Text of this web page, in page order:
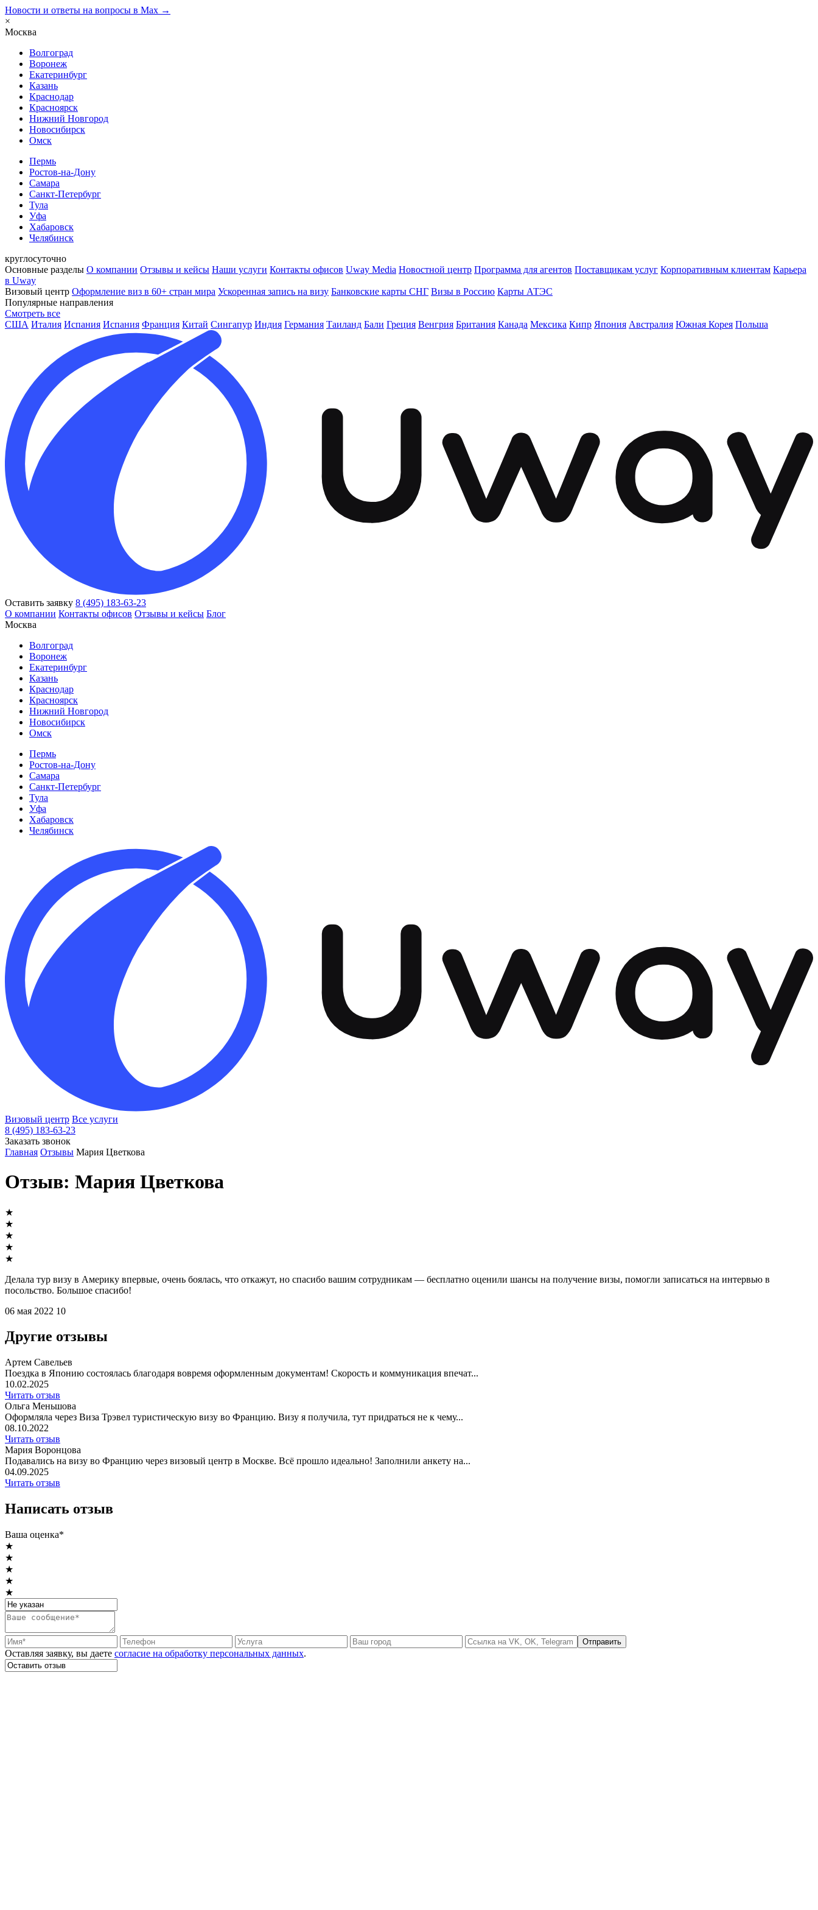
Новости и ответы на вопросы в Max →
×
Москва
Волгоград
Воронеж
Екатеринбург
Казань
Краснодар
Красноярск
Нижний Новгород
Новосибирск
Омск
Пермь
Ростов-на-Дону
Самара
Санкт-Петербург
Тула
Уфа
Хабаровск
Челябинск
круглосуточно
Основные разделы О компании Отзывы и кейсы Наши услуги Контакты офисов Uway Media Новостной центр Программа для агентов Поставщикам услуг Корпоративным клиентам Карьера
в Uway
Визовый центр Оформление виз в 60+ стран мира Ускоренная запись на визу Банковские карты СНГ Визы в Россию Карты АТЭС
Популярные направления
Смотреть все
США Италия Испания Испания Франция Китай Сингапур Индия Германия Таиланд Бали Греция Венгрия Британия Канада Мексика Кипр Япония Австралия Южная Корея Польша
Оставить заявку 8 (495) 183-63-23
О компании Контакты офисов Отзывы и кейсы Блог
Москва
Волгоград
Воронеж
Екатеринбург
Казань
Краснодар
Красноярск
Нижний Новгород
Новосибирск
Омск
Пермь
Ростов-на-Дону
Самара
Санкт-Петербург
Тула
Уфа
Хабаровск
Челябинск
Визовый центр Все услуги
8 (495) 183-63-23
Заказать звонок
Главная Отзывы Мария Цветкова
Отзыв: Мария Цветкова
★
★
★
★
★
Делала тур визу в Америку впервые, очень боялась, что откажут, но спасибо вашим сотрудникам — бесплатно оценили шансы на получение визы, помогли записаться на интервью в
посольство. Большое спасибо!
06 мая 2022 10
Другие отзывы
Артем Савельев
Поездка в Японию состоялась благодаря вовремя оформленным документам! Скорость и коммуникация впечат...
10.02.2025
Читать отзыв
Ольга Меньшова
Оформляла через Виза Трэвел туристическую визу во Францию. Визу я получила, тут придраться не к чему...
08.10.2022
Читать отзыв
Мария Воронцова
Подавались на визу во Францию через визовый центр в Москве. Всё прошло идеально! Заполнили анкету на...
04.09.2025
Читать отзыв
Написать отзыв
Ваша оценка*
★
★
★
★
★
Отправить
Оставляя заявку, вы даете согласие на обработку персональных данных.